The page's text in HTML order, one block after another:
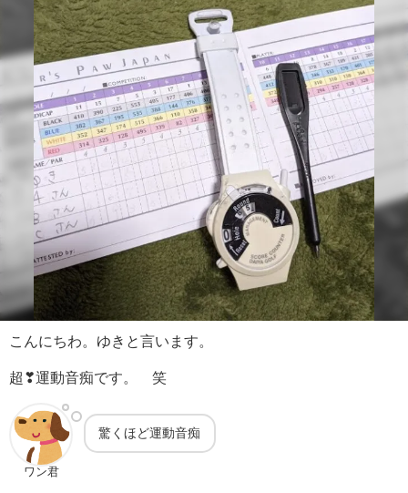
こんにちわ。ゆきと言います。
超❣運動音痴です。 笑
ワン君
驚くほど運動音痴